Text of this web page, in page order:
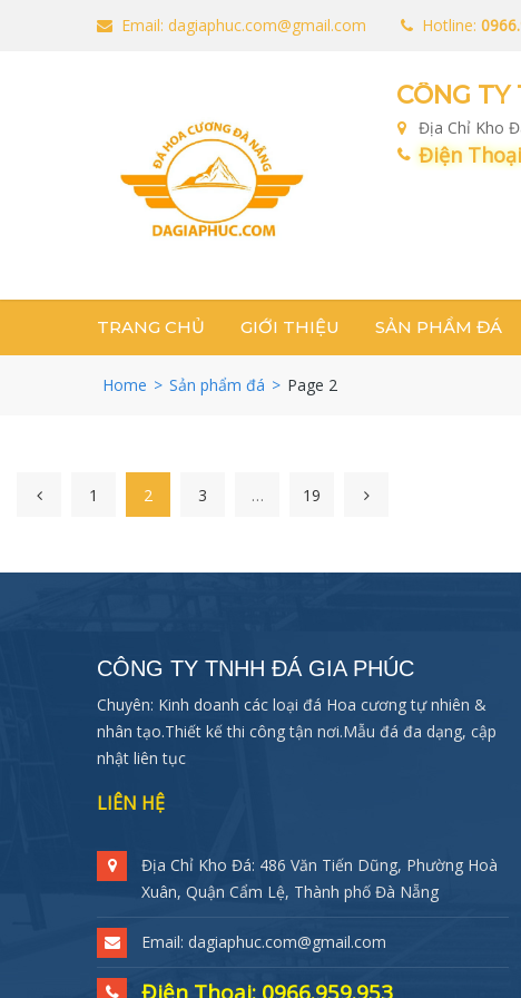
Email: dagiaphuc.com@gmail.com Hotline:
CÔNG
Địa Chỉ Kho
Điện
TRANG CHỦ GIỚI THIỆU SẢN PHẨM ĐÁ
Home > Sản phẩm đá > Page 2
1 2 3 … 19
CÔNG TY TNHH ĐÁ GIA PHÚC
Chuyên: Kinh doanh các loại đá Hoa cương tự nhiên &
nhân tạo.Thiết kế thi công tận nơi.Mẫu đá đa dạng, cập
nhật liên tục
LIÊN HỆ
Địa Chỉ Kho Đá: 486 Văn Tiến Dũng, Phường Hoà
Xuân, Quận Cẩm Lệ, Thành phố Đà Nẵng
Email: dagiaphuc.com@gmail.com